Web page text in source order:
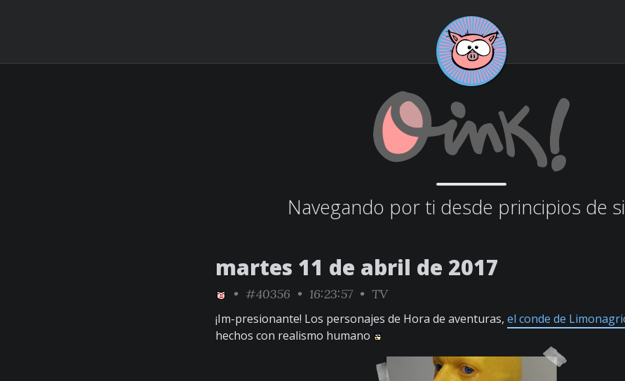
Navegando por ti desde principios de
martes 11 de abril de 2017
• #40356 • 16:23:57 • TV
¡Im-presionante! Los personajes de Hora de aventuras, el conde de
hechos con realismo humano